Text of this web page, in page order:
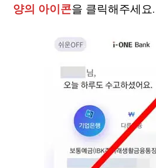
양의 아이콘을 클릭해주세요.